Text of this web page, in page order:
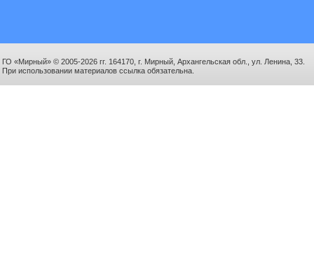
ГО «Мирный» © 2005-2026 гг. 164170, г. Мирный, Архангельская обл., ул. Ленина, 33.
При использовании материалов ссылка обязательна.